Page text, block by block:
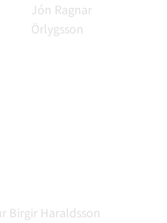
Jón Ragnar
Örlygsson
Birgir Haraldsson